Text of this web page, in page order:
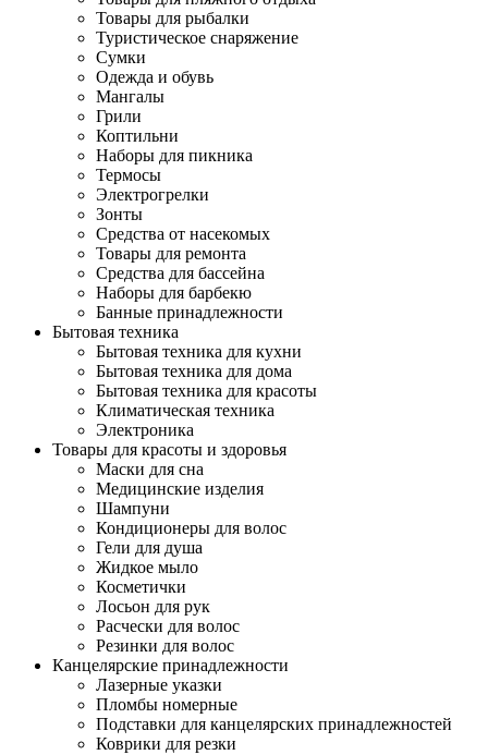
Товары для рыбалки
Туристическое снаряжение
Сумки
Одежда и обувь
Мангалы
Грили
Коптильни
Наборы для пикника
Термосы
Электрогрелки
Зонты
Средства от насекомых
Товары для ремонта
Средства для бассейна
Наборы для барбекю
Банные принадлежности
Бытовая техника
Бытовая техника для кухни
Бытовая техника для дома
Бытовая техника для красоты
Климатическая техника
Электроника
Товары для красоты и здоровья
Маски для сна
Медицинские изделия
Шампуни
Кондиционеры для волос
Гели для душа
Жидкое мыло
Косметички
Лосьон для рук
Расчески для волос
Резинки для волос
Канцелярские принадлежности
Лазерные указки
Пломбы номерные
Подставки для канцелярских принадлежностей
Коврики для резки